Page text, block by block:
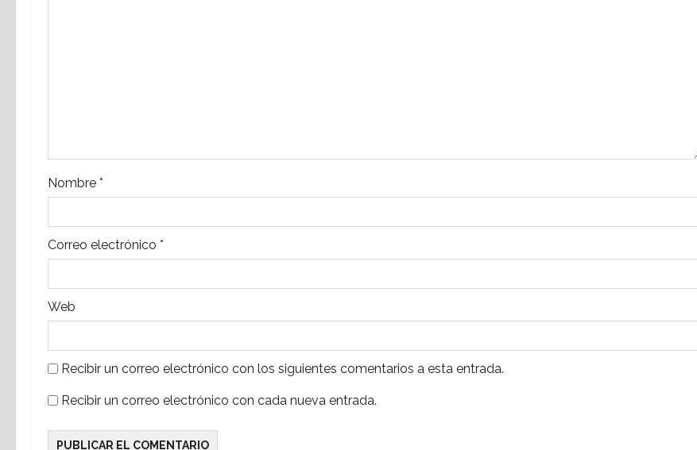
n
r
d
s
Nombre *
Correo electrónico *
Web
Recibir un correo electrónico con los siguientes comentarios a esta entrada.
Recibir un correo electrónico con cada nueva entrada.